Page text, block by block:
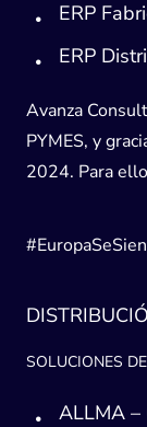
ERP
ERP
Avanza
PYMES, y
2024. Para
SOLUCIONES
ALLMA –